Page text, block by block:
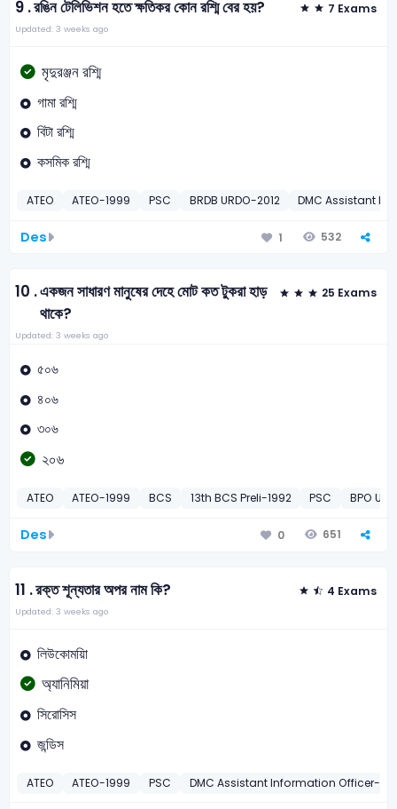
9 .রঙিন টেলিভিশন হতে ক্ষতিকর কোন রশ্মি বের হয়? 7 Exams
Updated: 3 weeks ago
মৃদুরঞ্জন রশ্মি
গামা রশ্মি
বিটা রশ্মি
কসমিক রশ্মি
ATEO ATEO-1999 PSC BRDB URDO-2012 DMC Assistant
Des 1 532
10 .একজন সাধারণ মানুষের দেহে মোট কত টুকরা হাড়
থাকে?
25 Exams
Updated: 3 weeks ago
৫০৬
৪০৬
৩০৬
২০৬
ATEO ATEO-1999 BCS 13th BCS Preli-1992 PSC BPO
Des 0 651
11 .রক্ত শূন্যতার অপর নাম কি? 4 Exams
Updated: 3 weeks ago
লিউকোময়িা
অ্যানিমিয়া
সিরোসিস
জন্ডিস
ATEO ATEO-1999 PSC DMC Assistant Information Officer-